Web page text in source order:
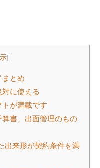
]
まとめ
に使える
が満載です
書、出面管理のもの
出来形が契約条件を満